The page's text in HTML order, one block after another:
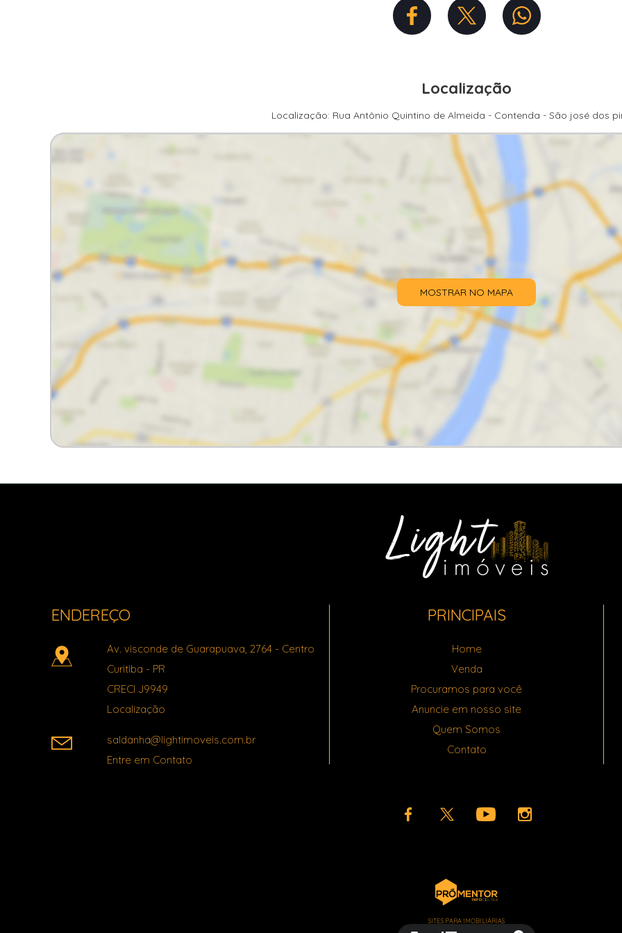
Localização
Localização: Rua Antônio Quintino de Almeida - Contenda - São josé dos
MOSTRAR NO MAPA
ENDEREÇO
Av. visconde de Guarapuava, 2764 - Centro
Curitiba - PR
CRECI J9949
Localização
saldanha@lightimoveis.com.br
Entre em Contato
PRINCIPAIS
Home
Venda
Procuramos para você
Anuncie em nosso site
Quem Somos
Contato
SITES PARA IMOBILIÁRIAS